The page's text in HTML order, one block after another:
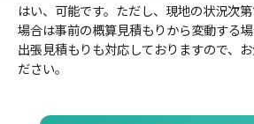
はい、可能です。ただし、現地の状況次
場合は事前の概算見積もりから変動する場
出張見積もりも対応しておりますので、
ださい。